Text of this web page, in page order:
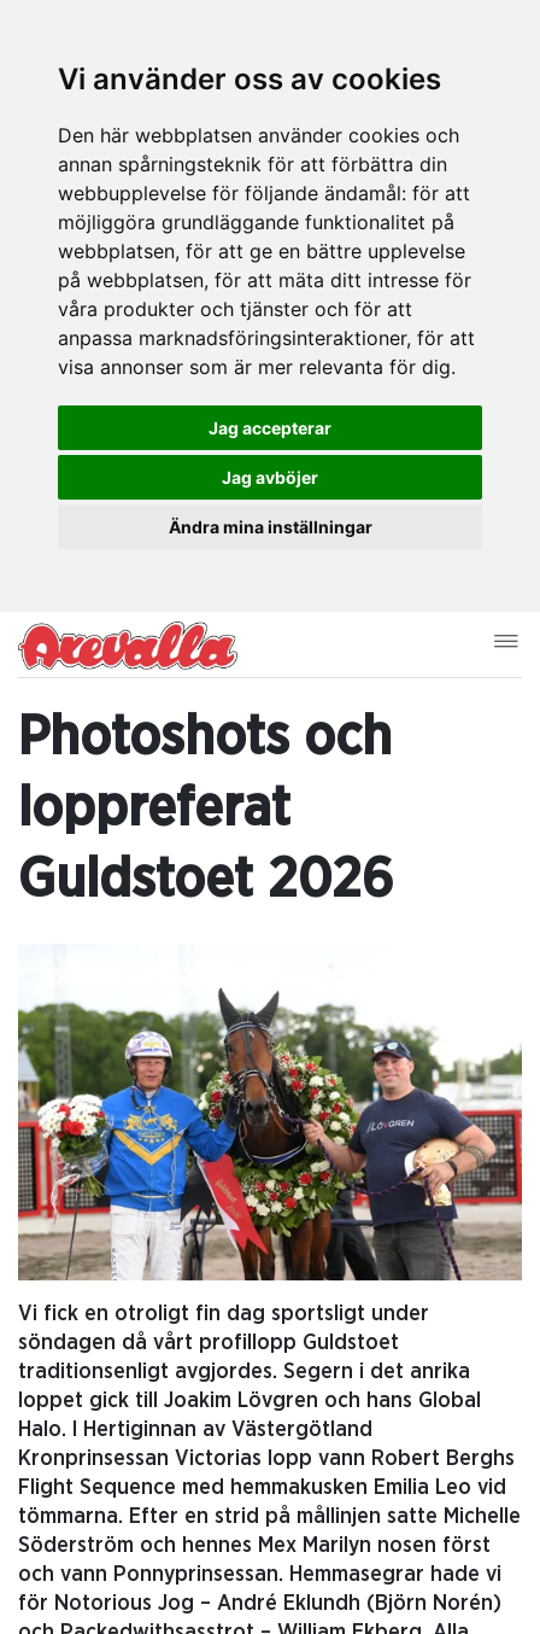
Vi använder oss av cookies
Den här webbplatsen använder cookies och
annan spårningsteknik för att förbättra din
webbupplevelse för följande ändamål: för att
möjliggöra grundläggande funktionalitet på
webbplatsen, för att ge en bättre upplevelse
på webbplatsen, för att mäta ditt intresse för
våra produkter och tjänster och för att
anpassa marknadsföringsinteraktioner, för att
visa annonser som är mer relevanta för dig.
Jag accepterar
Jag avböjer
Ändra mina inställningar
Photoshots och
loppreferat
Guldstoet 2026
Vi fick en otroligt fin dag sportsligt under
söndagen då vårt profillopp Guldstoet
traditionsenligt avgjordes. Segern i det anrika
loppet gick till Joakim Lövgren och hans Global
Halo. I Hertiginnan av Västergötland
Kronprinsessan Victorias lopp vann Robert Berghs
Flight Sequence med hemmakusken Emilia Leo vid
tömmarna. Efter en strid på mållinjen satte Michelle
Söderström och hennes Mex Marilyn nosen först
och vann Ponnyprinsessan. Hemmasegrar hade vi
för Notorious Jog – André Eklundh (Björn Norén)